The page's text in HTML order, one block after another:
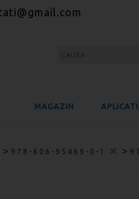
MAGAZIN
> 978-606-95469-0-1 >